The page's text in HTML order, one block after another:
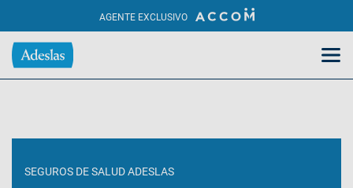
AGENTE EXCLUSIVO
SEGUROS DE SALUD ADESLAS